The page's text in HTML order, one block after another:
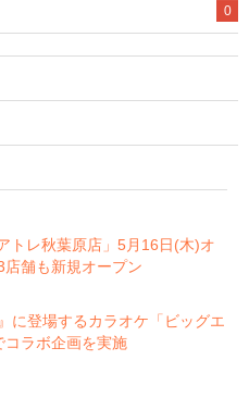
0
トレ秋葉原店」5月16日(木)オ
舗も新規オープン
に登場するカラオケ「ビッグエ
コラボ企画を実施